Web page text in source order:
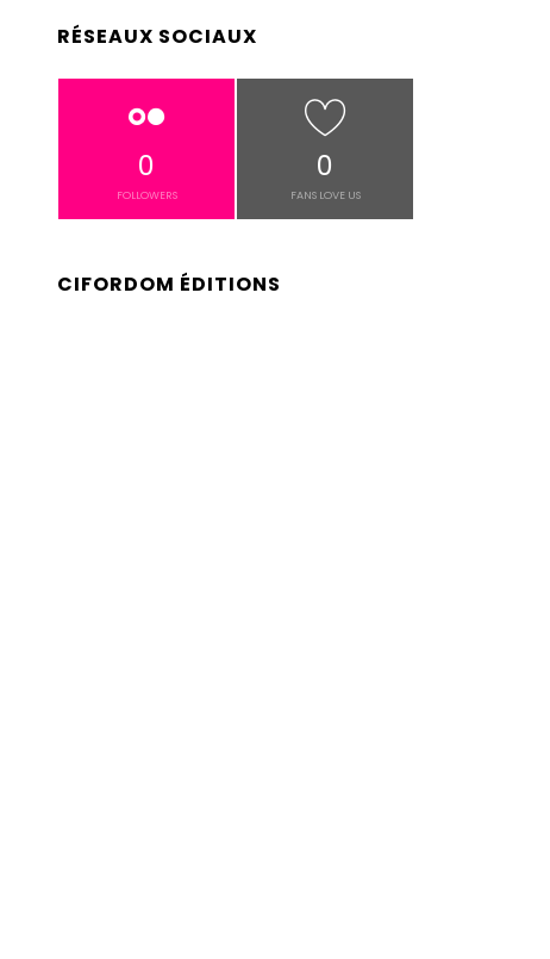
RÉSEAUX SOCIAUX
0
FOLLOWERS
0
FANS LOVE US
CIFORDOM ÉDITIONS